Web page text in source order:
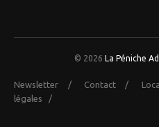
© 2026 La Péniche
Newsletter / Contact/
légales /